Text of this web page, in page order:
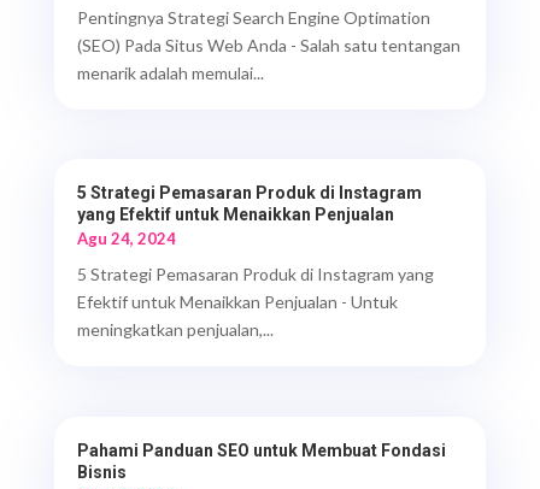
Pentingnya Strategi Search Engine Optimation
(SEO) Pada Situs Web Anda - Salah satu tentangan
menarik adalah memulai...
5 Strategi Pemasaran Produk di Instagram
yang Efektif untuk Menaikkan Penjualan
Agu 24, 2024
5 Strategi Pemasaran Produk di Instagram yang
Efektif untuk Menaikkan Penjualan - Untuk
meningkatkan penjualan,...
Pahami Panduan SEO untuk Membuat Fondasi
Bisnis